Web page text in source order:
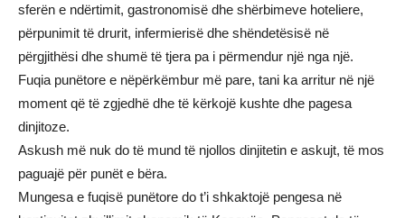
sferën e ndërtimit, gastronomisë dhe shërbimeve hoteliere,
përpunimit të drurit, infermierisë dhe shëndetësisë në
përgjithësi dhe shumë të tjera pa i përmendur një nga një.
Fuqia punëtore e nëpërkëmbur më pare, tani ka arritur në një
moment që të zgjedhë dhe të kërkojë kushte dhe pagesa
dinjitoze.
Askush më nuk do të mund të njollos dinjitetin e askujt, të mos
paguajë për punët e bëra.
Mungesa e fuqisë punëtore do t’i shkaktojë pengesa në